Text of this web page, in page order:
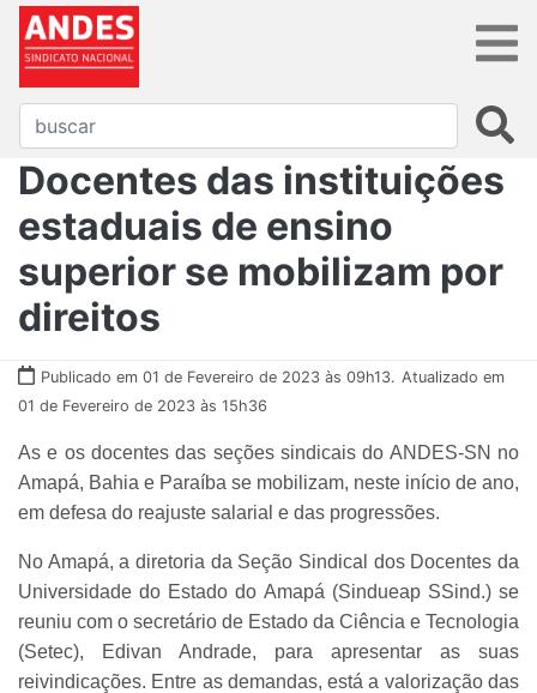
Docentes das instituições
estaduais de ensino
superior se mobilizam por
direitos
Publicado em 01 de Fevereiro de 2023 às 09h13. Atualizado em
01 de Fevereiro de 2023 às 15h36
As e os docentes das seções sindicais do ANDES-SN no
Amapá, Bahia e Paraíba se mobilizam, neste início de ano,
em defesa do reajuste salarial e das progressões.
No Amapá, a diretoria da Seção Sindical dos Docentes da
Universidade do Estado do Amapá (Sindueap SSind.) se
reuniu com o secretário de Estado da Ciência e Tecnologia
(Setec), Edivan Andrade, para apresentar as suas
reivindicações. Entre as demandas, está a valorização das